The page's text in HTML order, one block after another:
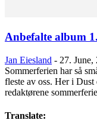
Anbefalte album
Jan Eiesland - 27. June,
Sommerferien har så
fleste av oss. Her i
redaktørene
Translate: